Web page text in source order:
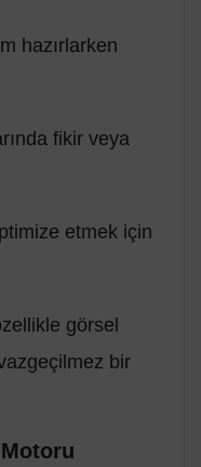
hazırlarken
fikir veya
etmek için
görsel
bir